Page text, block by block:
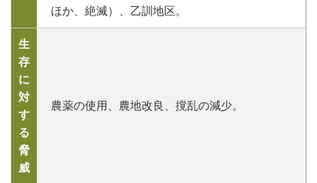
ほか、絶滅）、乙訓地区。
生
存
に
対
す
る
脅
威
農薬の使用、農地改良、撹乱の減少。